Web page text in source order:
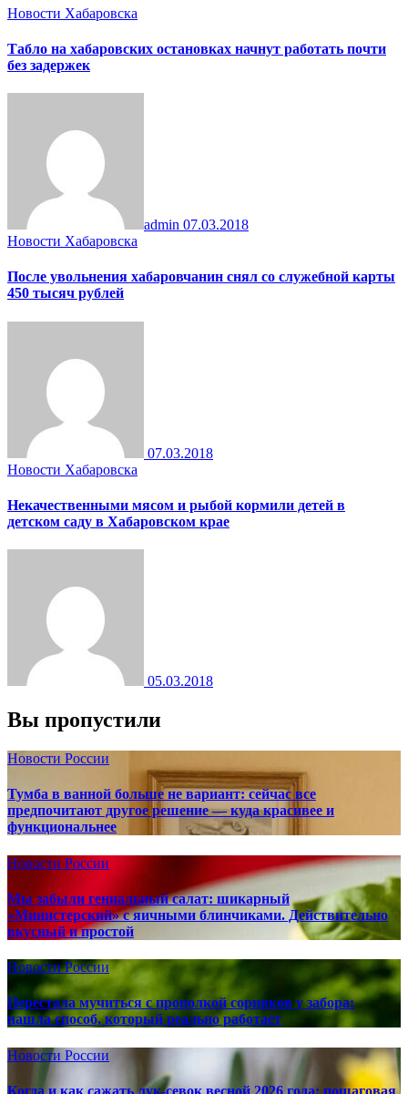
Новости Хабаровска
Табло на хабаровских остановках начнут работать почти
без задержек
admin 07.03.2018
Новости Хабаровска
После увольнения хабаровчанин снял со служебной карты
450 тысяч рублей
07.03.2018
Новости Хабаровска
Некачественными мясом и рыбой кормили детей в
детском саду в Хабаровском крае
05.03.2018
Вы пропустили
Новости России
Тумба в ванной больше не вариант: сейчас все
предпочитают другое решение — куда красивее и
функциональнее
Новости России
Мы забыли гениальный салат: шикарный
«Министерский» с яичными блинчиками. Действительно
вкусный и простой
Новости России
Перестала мучиться с прополкой сорняков у забора:
нашла способ, который реально работает
Новости России
Когда и как сажать лук-севок весной 2026 года: пошаговая